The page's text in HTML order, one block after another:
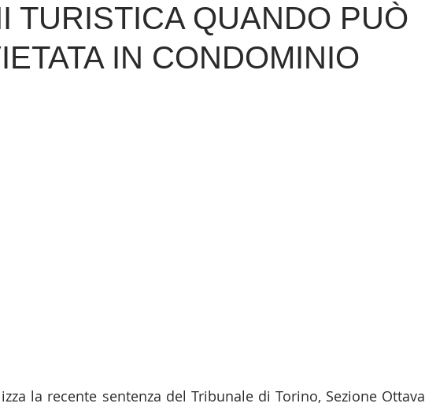
TURISTICA QUANDO PUÒ
IN CONDOMINIO
la recente sentenza del Tribunale di Torino, Sezione Ottava